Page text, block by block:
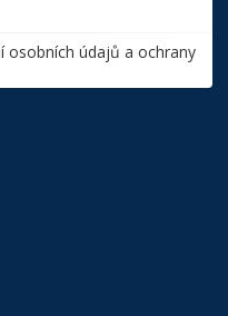
osobních údajů a ochrany